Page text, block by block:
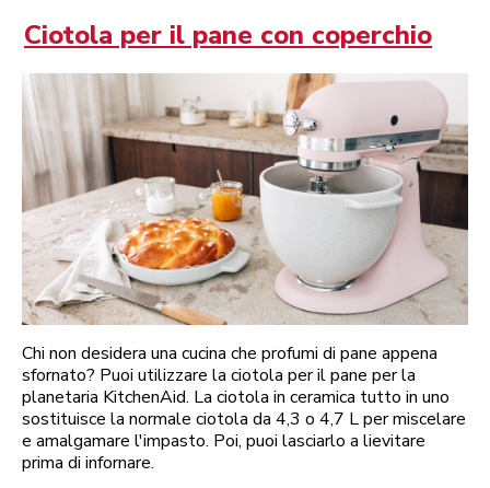
Ciotola per il pane con coperchio
Chi non desidera una cucina che profumi di pane appena
sfornato? Puoi utilizzare la ciotola per il pane per la
planetaria KitchenAid. La ciotola in ceramica tutto in uno
sostituisce la normale ciotola da 4,3 o 4,7 L per miscelare
e amalgamare l'impasto. Poi, puoi lasciarlo a lievitare
prima di infornare.